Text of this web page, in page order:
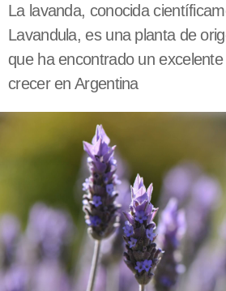
La lavanda, conocida
Lavandula, es una planta de
que ha encontrado un
crecer en Argentina